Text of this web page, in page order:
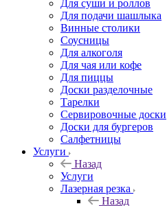
Для суши и роллов
Для подачи шашлыка
Винные столики
Соусницы
Для алкоголя
Для чая или кофе
Для пиццы
Доски разделочные
Тарелки
Сервировочные доски
Доски для бургеров
Салфетницы
Услуги
Назад
Услуги
Лазерная резка
Назад